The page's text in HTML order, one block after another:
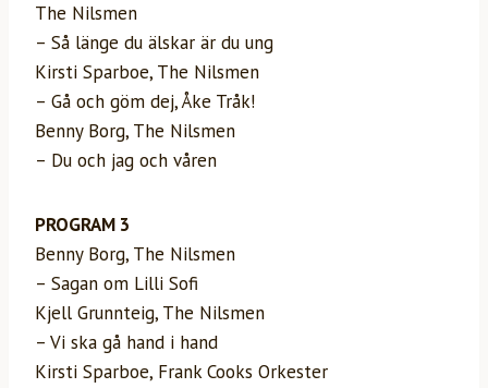
The Nilsmen
– Så länge du älskar är du ung
Kirsti Sparboe, The Nilsmen
– Gå och göm dej, Åke Tråk!
Benny Borg, The Nilsmen
– Du och jag och våren
PROGRAM 3
Benny Borg, The Nilsmen
– Sagan om Lilli Sofi
Kjell Grunnteig, The Nilsmen
– Vi ska gå hand i hand
Kirsti Sparboe, Frank Cooks Orkester